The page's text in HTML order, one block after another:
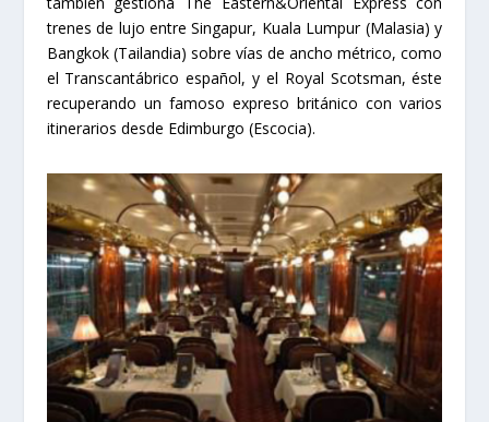
trenes de lujo entre Singapur, Kuala Lumpur (Malasia) y
Bangkok (Tailandia) sobre vías de ancho métrico, como
el Transcantábrico español, y el Royal Scotsman, éste
recuperando un famoso expreso británico con varios
itinerarios desde Edimburgo (Escocia).